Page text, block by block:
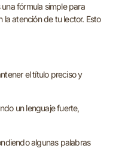
fórmula simple para
la atención de tu lector. Esto
el título preciso y
un lenguaje fuerte,
algunas palabras